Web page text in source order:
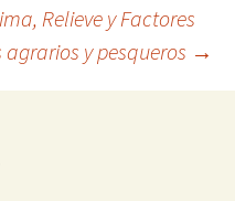
Relieve y Factores
agrarios y pesqueros →